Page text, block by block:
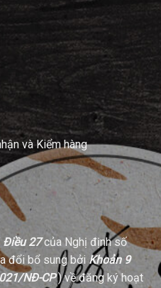
và Kiểm hàng
Điều 27của Nghị định số
đổi bổ sung bởi Khoản 9
NĐ-CP) về đăng ký hoạt